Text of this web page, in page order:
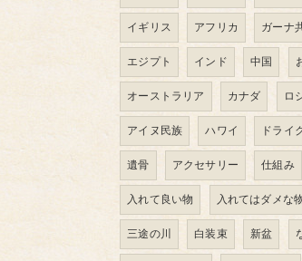
イギリス アフリカ ガーナ
エジプト インド 中国
オーストラリア カナダ ロ
アイヌ民族 ハワイ ドライ
遺骨 アクセサリー 仕組み
入れて良い物 入れてはダメな
三途の川 白装束 新盆